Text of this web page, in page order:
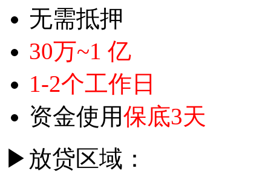
无需抵押
30万~1 亿
1-2个工作日
资金使用保底3天
▶ 放贷区域：